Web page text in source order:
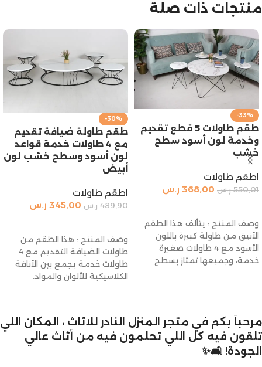
منتجات ذات صلة
-33%
طقم طاولات 5 قطع تقديم
وخدمة لون أسود سطح
خشب
اطقم طاولات
550,01 ر.س 368,00 ر.س
وصف المنتج : يتألف هذا الطقم
الأنيق من طاولة كبيرة باللون
الأسود مع 4 طاولات صغيرة
خدمة، وجميعها تمتاز بسطح
-30%
طقم طاولة ضيافة تقديم
مع 4 طاولات خدمة قواعد
لون أسود وسطح خشب لون
أبيض
اطقم طاولات
489,90 ر.س 345,00 ر.س
وصف المنتج : هذا الطقم من
طاولات الضيافة التقديم مع 4
طاولات خدمة يجمع بين الأناقة
الكلاسيكية للألوان والمواد.
مرحباً بكم في متجر المنزل النادر للاثاث ، المكان اللي
تلقون فيه كل اللي تحلمون فيه من أثاث عالي
الجودة! 🛋️✨